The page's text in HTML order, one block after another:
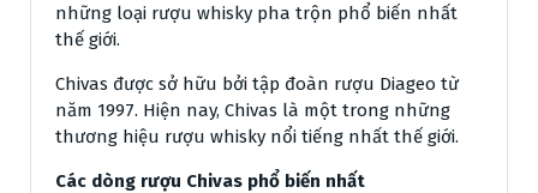
những loại rượu whisky pha trộn phổ biến nhất
thế giới.
Chivas được sở hữu bởi tập đoàn rượu Diageo từ
năm 1997. Hiện nay, Chivas là một trong những
thương hiệu rượu whisky nổi tiếng nhất thế giới.
Các dòng rượu Chivas phổ biến nhất